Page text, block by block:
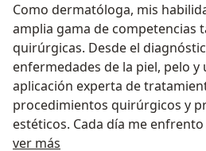
Como dermatóloga, mis
amplia gama de competencias
quirúrgicas. Desde el
enfermedades de la piel, pelo y
aplicación experta de
procedimientos quirúrgicos y
estéticos. Cada día me
requieren un enfoque
ver más